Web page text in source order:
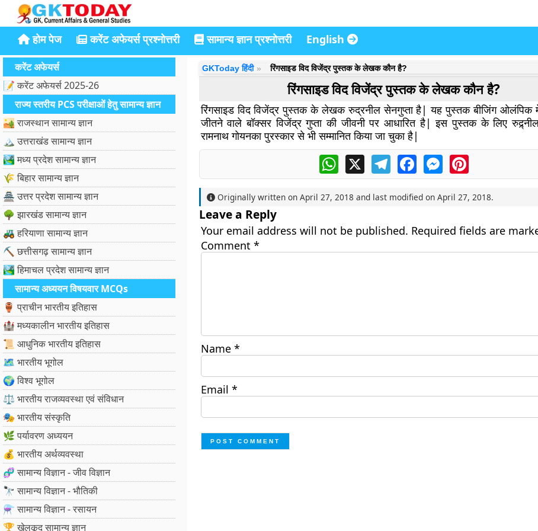
होम पेज करेंट अफेयर्स प्रश्नोत्तरी सामान्य ज्ञान प्रश्नोत्तरी English
करेंट अफेयर्स
📝 करेंट अफेयर्स 2025-26
राज्य स्तरीय PCS परीक्षाओं हेतु सामान्य ज्ञान
🏜️ राजस्थान सामान्य ज्ञान
🏔️ उत्तराखंड सामान्य ज्ञान
🏞️ मध्य प्रदेश सामान्य ज्ञान
🌾 बिहार सामान्य ज्ञान
🏯 उत्तर प्रदेश सामान्य ज्ञान
🌳 झारखंड सामान्य ज्ञान
🚜 हरियाणा सामान्य ज्ञान
⛏️ छत्तीसगढ़ सामान्य ज्ञान
🏞️ हिमाचल प्रदेश सामान्य ज्ञान
सामान्य अध्ययन विषयवार MCQs
🏺 प्राचीन भारतीय इतिहास
🏰 मध्यकालीन भारतीय इतिहास
📜 आधुनिक भारतीय इतिहास
🗺️ भारतीय भूगोल
🌍 विश्व भूगोल
⚖️ भारतीय राजव्यवस्था एवं संविधान
🎭 भारतीय संस्कृति
🌿 पर्यावरण अध्ययन
💰 भारतीय अर्थव्यवस्था
🧬 सामान्य विज्ञान - जीव विज्ञान
🔭 सामान्य विज्ञान - भौतिकी
⚗️ सामान्य विज्ञान - रसायन
🏆 खेलकूद सामान्य ज्ञान
GKToday हिंदी रिंगसाइड विद विजेंद्र पुस्तक के लेखक कौन है?
रिंगसाइड विद विजेंद्र पुस्तक के लेखक कौन है?
रिंगसाइड विद विजेंद्र पुस्तक के लेखक रुद्रनील सेनगुप्ता है| यह पुस्तक बीजिंग ओलंपिक
जीतने वाले बॉक्सर विजेंद्र गुप्ता की जीवनी पर आधारित है| इस पुस्तक के लिए
रामनाथ गोयनका पुरस्कार से भी सम्मानित किया जा चुका है|
WhatsApp
X TelegramFacebookMessengerPinterest
Originally written on April 27, 2018 and last modified on April 27, 2018.
Leave a Reply
Your email address will not be published. Required fields are
Comment *
Name *
Email *